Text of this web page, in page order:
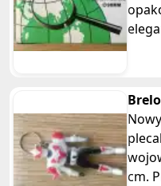
cm.